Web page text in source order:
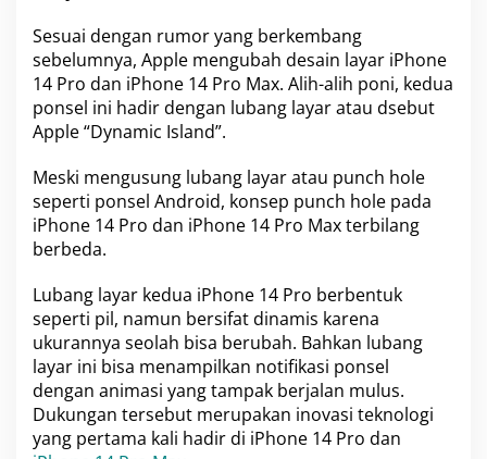
r
Sesuai dengan rumor yang berkembang
sebelumnya, Apple mengubah desain layar iPhone
14 Pro dan iPhone 14 Pro Max. Alih-alih poni, kedua
ponsel ini hadir dengan lubang layar atau dsebut
Apple “Dynamic Island”.
Meski mengusung lubang layar atau punch hole
seperti ponsel Android, konsep punch hole pada
iPhone 14 Pro dan iPhone 14 Pro Max terbilang
berbeda.
Lubang layar kedua iPhone 14 Pro berbentuk
seperti pil, namun bersifat dinamis karena
ukurannya seolah bisa berubah. Bahkan lubang
layar ini bisa menampilkan notifikasi ponsel
dengan animasi yang tampak berjalan mulus.
Dukungan tersebut merupakan inovasi teknologi
yang pertama kali hadir di iPhone 14 Pro dan